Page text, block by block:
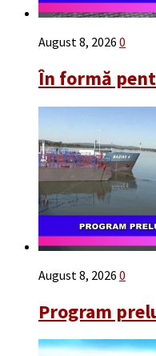
August 8, 2026 0
În formă
August 8, 2026 0
Program